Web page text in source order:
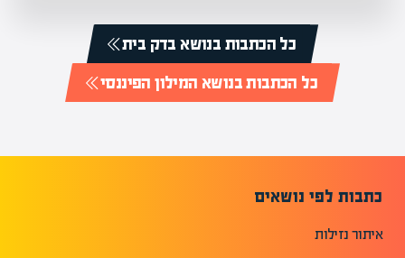
כל הכתבות בנושא בדק בית
כל הכתבות בנושא המילון הפיננסי
כתבות לפי נושאים
איתור נזילות